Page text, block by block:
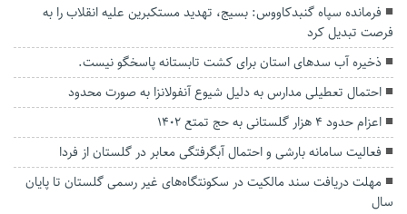
فرمانده سپاه گنبدکاووس: بسیج، تهدید مستکبرین علیه انقلاب را به
فرصت تبدیل کرد
ذخیره آب سدهای استان برای کشت تابستانه پاسخگو نیست.
احتمال تعطیلی مدارس به دلیل شیوع آنفولانزا به صورت محدود
اعزام حدود ۴ هزار گلستانی به حج تمتع ۱۴۰۲
فعالیت سامانه بارشی و احتمال آبگرفتگی معابر در گلستان از فردا
مهلت دریافت سند مالکیت در سکونتگاه‌های غیر رسمی گلستان تا پایان
سال